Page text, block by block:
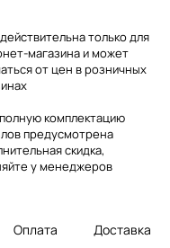
только для
магазина и может
от цен в розничных
комплектацию
предусмотрена
скидка,
у менеджеров
Оплата Доставка